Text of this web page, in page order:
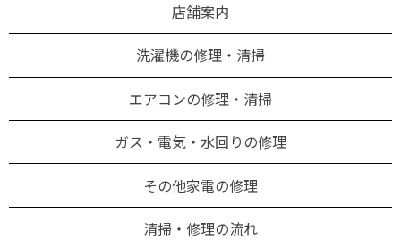
店舗案内
洗濯機の修理・清掃
エアコンの修理・清掃
ガス・電気・水回りの修理
その他家電の修理
清掃・修理の流れ